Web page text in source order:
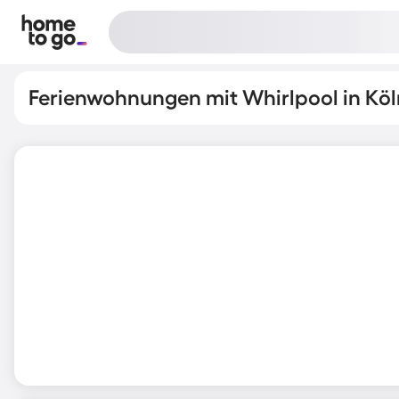
Ferienwohnungen mit Whirlpool in